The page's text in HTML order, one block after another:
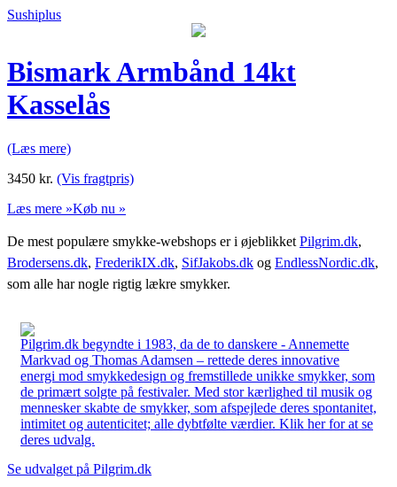
Sushiplus
Bismark Armbånd 14kt
Kasselås
(Læs mere)
3450 kr. (Vis fragtpris)
Læs mere »Køb nu »
De mest populære smykke-webshops er i øjeblikket Pilgrim.dk,
Brodersens.dk, FrederikIX.dk, SifJakobs.dk og EndlessNordic.dk,
som alle har nogle rigtig lækre smykker.
Pilgrim.dk begyndte i 1983, da de to danskere - Annemette
Markvad og Thomas Adamsen – rettede deres innovative
energi mod smykkedesign og fremstillede unikke smykker, som
de primært solgte på festivaler. Med stor kærlighed til musik og
mennesker skabte de smykker, som afspejlede deres spontanitet,
intimitet og autenticitet; alle dybtfølte værdier. Klik her for at se
deres udvalg.
Se udvalget på Pilgrim.dk